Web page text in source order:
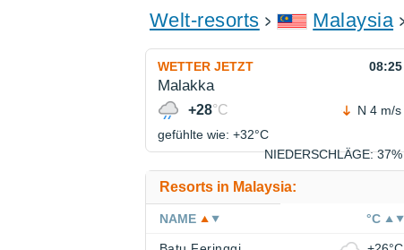
Welt-resorts Malaysia
WETTER JETZT 08:25
Malakka
+28°C
N 4 m/s
gefühlte wie: +32°C
NIEDERSCHLÄGE: 37%
Resorts in Malaysia:
NAME °C